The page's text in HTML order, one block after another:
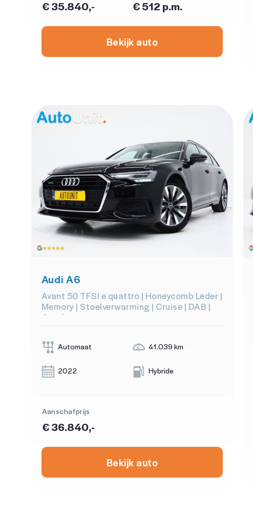
€ 35.840,- € 512 p.m.
Bekijk auto
Audi A6
Avant 50 TFSI e quattro | Honeycomb Leder |
Memory | Stoelverwarming | Cruise | DAB |
Carplay
Automaat 41.039 km
2022 Hybride
Aanschafprijs
€ 36.840,-
Bekijk auto